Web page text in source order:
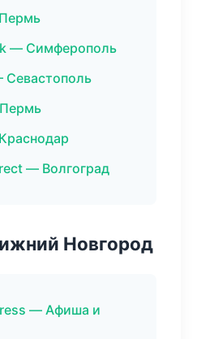
— Симферополь
— Волгоград
Новгород
— Афиша и